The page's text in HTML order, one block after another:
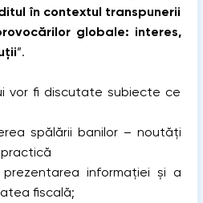
în contextul transpunerii
globale: interes,
”.
vor fi discutate subiecte ce
spălării banilor – noutăți
informației și a
fiscală;